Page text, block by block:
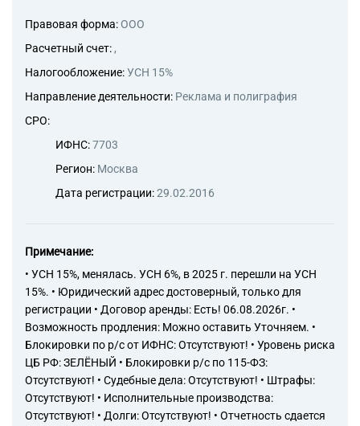
68.2 Аренда и управление
Правовая форма: ООО
Расчетный счет: ,
Налогообложение:УСН 15%
Направление деятельности: Реклама и полиграфия
СРО:
ИФНС:7703
Регион: Москва
Дата регистрации:29.02.2016
Примечание:
• УСН 15%, менялась. УСН 6%, в 2025 г. перешли на УСН
15%. • Юридический адрес достоверный, только для
регистрации • Договор аренды: Есть! 06.08.2026г. •
Возможность продления: Можно оставить Уточняем. •
Блокировки по р/с от ИФНС: Отсутствуют! • Уровень риска
ЦБ РФ: ЗЕЛЁНЫЙ • Блокировки р/с по 115-ФЗ:
Отсутствуют! • Судебные дела: Отсутствуют! • Штрафы:
Отсутствуют! • Исполнительные производства:
Отсутствуют! • Долги: Отсутствуют! • Отчетность сдается